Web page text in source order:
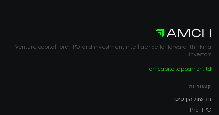
Venture capital, pre-IPO, and investment intelligence for forward-thinking
investors.
amch.ltd
amcapital.app
קטגוריות
חדשות הון סיכון
Pre-IPO